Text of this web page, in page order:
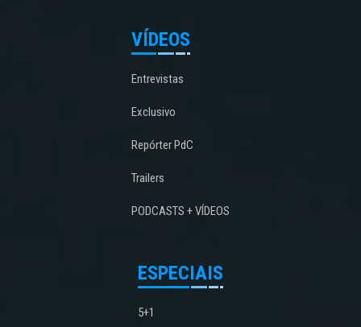
VÍDEOS
Entrevistas
Exclusivo
Repórter PdC
Trailers
PODCASTS + VÍDEOS
ESPECIAIS
5+1